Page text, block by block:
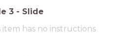
3 - Slide
item has no instructions